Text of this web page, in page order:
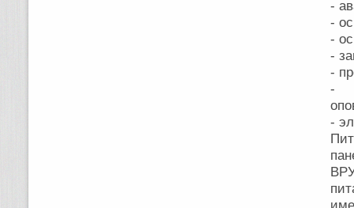
-
-
-
-
-
-
-